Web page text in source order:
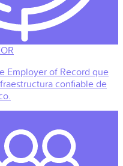
Employer of Record que
confiable de